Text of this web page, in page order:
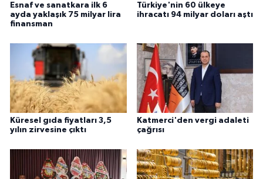
Esnaf ve sanatkara ilk 6
ayda yaklaşık 75 milyar lira
finansman
Türkiye'nin 60 ülkeye
ihracatı 94 milyar doları aştı
Küresel gıda fiyatları 3,5
yılın zirvesine çıktı
Katmerci'den vergi adaleti
çağrısı